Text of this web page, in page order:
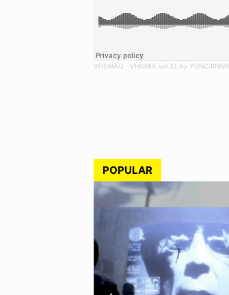
VHSMAG · VHSMIX vol.31 by YUNGJINNN
POPULAR